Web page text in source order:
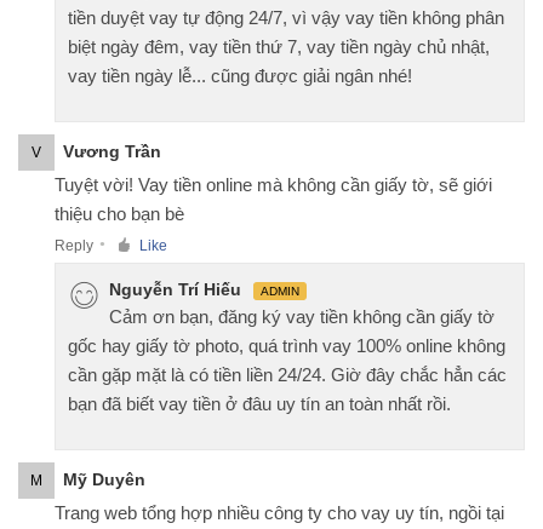
tiền duyệt vay tự động 24/7, vì vậy vay tiền không phân
biệt ngày đêm, vay tiền thứ 7, vay tiền ngày chủ nhật,
vay tiền ngày lễ... cũng được giải ngân nhé!
V Vương Trần
Tuyệt vời! Vay tiền online mà không cần giấy tờ, sẽ giới
thiệu cho bạn bè
Reply ● Like
Nguyễn Trí Hiếu ADMIN
Cảm ơn bạn, đăng ký vay tiền không cần giấy tờ
gốc hay giấy tờ photo, quá trình vay 100% online không
cần gặp mặt là có tiền liền 24/24. Giờ đây chắc hẳn các
bạn đã biết vay tiền ở đâu uy tín an toàn nhất rồi.
M Mỹ Duyên
Trang web tổng hợp nhiều công ty cho vay uy tín, ngồi tại